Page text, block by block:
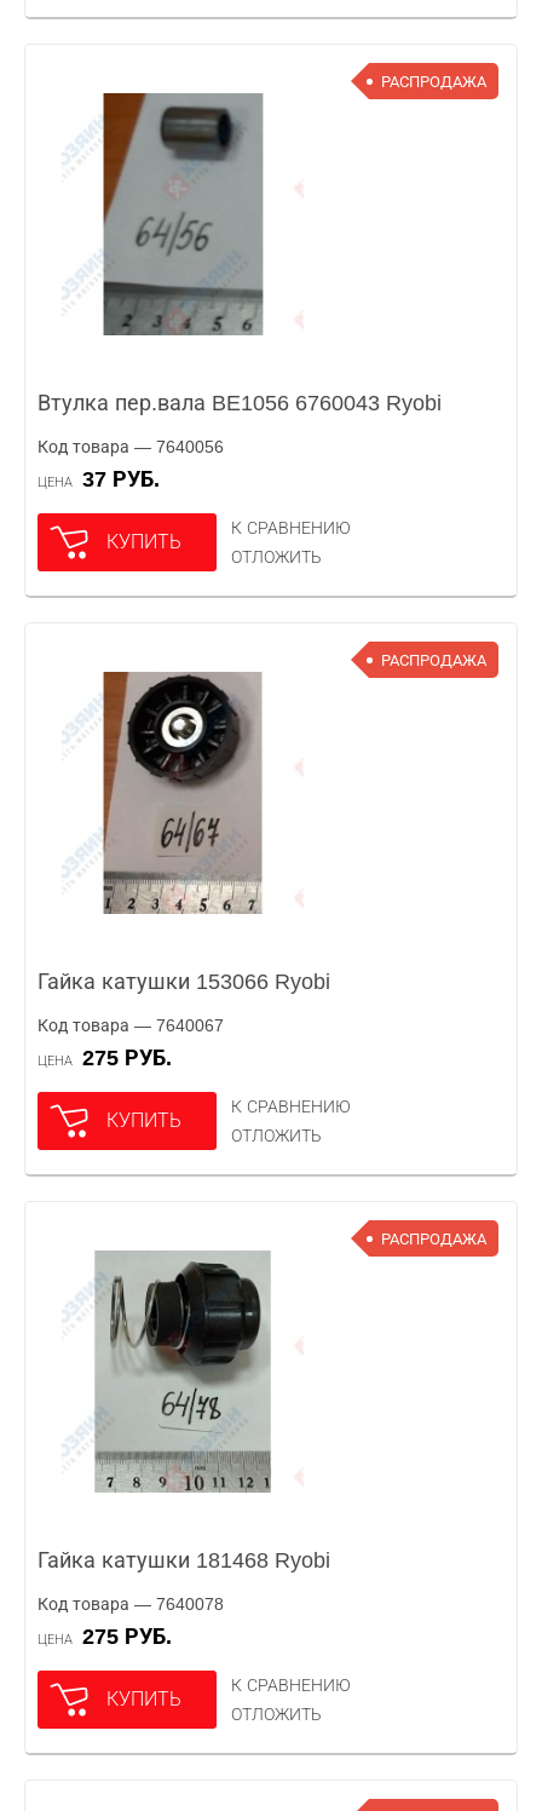
РАСПРОДАЖА
Втулка пер.вала BE1056 6760043 Ryobi
Код товара — 7640056
ЦЕНА 37 РУБ.
КУПИТЬ
К СРАВНЕНИЮ
ОТЛОЖИТЬ
РАСПРОДАЖА
Гайка катушки 153066 Ryobi
Код товара — 7640067
ЦЕНА 275 РУБ.
КУПИТЬ
К СРАВНЕНИЮ
ОТЛОЖИТЬ
РАСПРОДАЖА
Гайка катушки 181468 Ryobi
Код товара — 7640078
ЦЕНА 275 РУБ.
КУПИТЬ
К СРАВНЕНИЮ
ОТЛОЖИТЬ